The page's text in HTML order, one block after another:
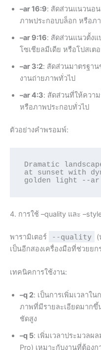
–ar 16:9: สัดส่วนแนวนอ
ภาพประกอบบล็อก หรือภ
–ar 9:16: สัดส่วนแนวตั้ง
โซเชียลมีเดีย หรือโปสเต
–ar 3:2: สัดส่วนมาตรฐาน
งานถ่ายภาพทั่วไป
–ar 4:3: สัดส่วนที่ให้ควา
หรือภาพประกอบทั่วไป
ตัวอย่างคำพรอมพ์:
Dramatic
at sunset with
4. การใช้ –quality และ
พารามิเตอร์ --quality (
เป็นอีกสองเครื่องมือที่ช่วยย
เทคนิคการใช้งาน:
–q 2: เป็นการเพิ่มเวลาใ
ภาพที่มีรายละเอียดมากขึ้
ชัดสูง
–q 5: เพิ่มเวลาประมวลผ
Pro) เหมาะกับงานที่ต้อง